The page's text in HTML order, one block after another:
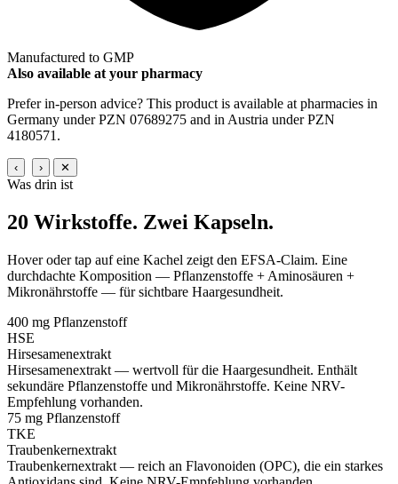
Manufactured to GMP
Also available at your pharmacy
Prefer in-person advice? This product is available at pharmacies in
Germany under PZN 07689275 and in Austria under PZN
4180571.
‹ › ✕
Was drin ist
20 Wirkstoffe. Zwei Kapseln.
Hover oder tap auf eine Kachel zeigt den EFSA-Claim. Eine
durchdachte Komposition — Pflanzenstoffe + Aminosäuren +
Mikronährstoffe — für sichtbare Haargesundheit.
400 mg Pflanzenstoff
HSE
Hirsesamenextrakt
Hirsesamenextrakt — wertvoll für die Haargesundheit. Enthält
sekundäre Pflanzenstoffe und Mikronährstoffe. Keine NRV-
Empfehlung vorhanden.
75 mg Pflanzenstoff
TKE
Traubenkernextrakt
Traubenkernextrakt — reich an Flavonoiden (OPC), die ein starkes